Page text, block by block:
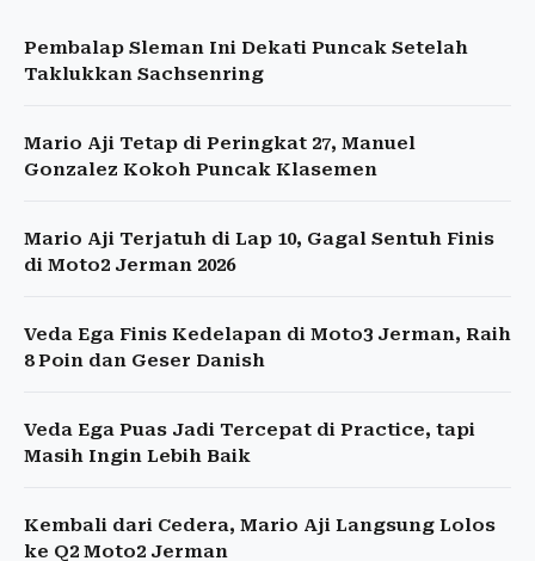
Pembalap Sleman Ini Dekati Puncak Setelah
Taklukkan Sachsenring
Mario Aji Tetap di Peringkat 27, Manuel
Gonzalez Kokoh Puncak Klasemen
Mario Aji Terjatuh di Lap 10, Gagal Sentuh Finis
di Moto2 Jerman 2026
Veda Ega Finis Kedelapan di Moto3 Jerman, Raih
8 Poin dan Geser Danish
Veda Ega Puas Jadi Tercepat di Practice, tapi
Masih Ingin Lebih Baik
Kembali dari Cedera, Mario Aji Langsung Lolos
ke Q2 Moto2 Jerman